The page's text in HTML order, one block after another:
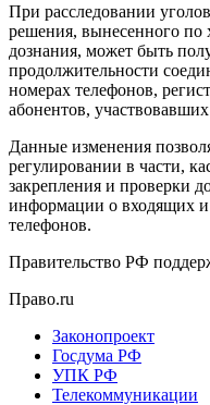
При расследовании
решения, вынесенного по
дознания, может быть
продолжительности
номерах телефонов,
абонентов,
Данные изменения
регулировании в части,
закрепления и проверки
информации о входящих и
телефонов.
Правительство РФ
Право.ru
Законопроект
Госдума РФ
УПК РФ
Телекоммуникации